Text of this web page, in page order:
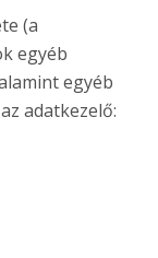
(a
egyéb
egyéb
adatkezelő: